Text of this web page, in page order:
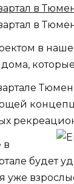
в
в
будет
уже